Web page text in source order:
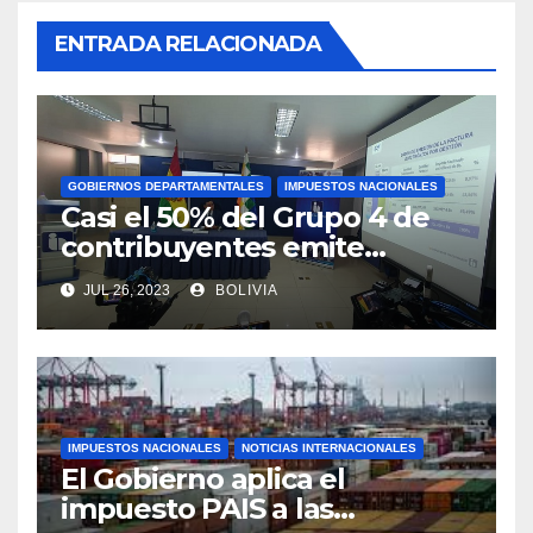
ENTRADA RELACIONADA
GOBIERNOS DEPARTAMENTALES IMPUESTOS NACIONALES
Casi el 50% del Grupo 4 de
contribuyentes emite
facturas en línea antes del
plazo fijado
JUL 26, 2023 BOLIVIA
IMPUESTOS NACIONALES NOTICIAS INTERNACIONALES
El Gobierno aplica el
impuesto PAIS a las